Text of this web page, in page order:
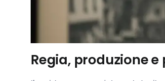
Regia, produzione